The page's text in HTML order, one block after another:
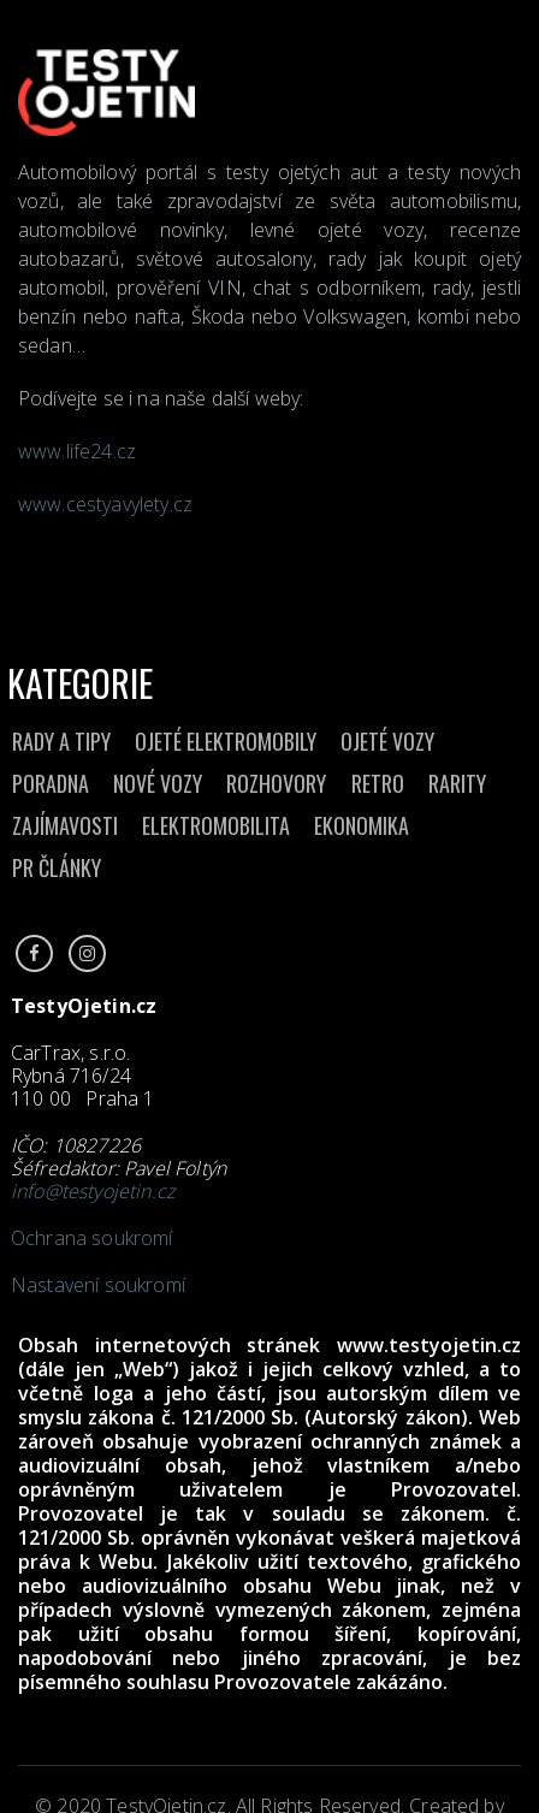
Automobilový portál s testy ojetých aut a testy nových
vozů, ale také zpravodajství ze světa automobilismu,
automobilové novinky, levné ojeté vozy, recenze
autobazarů, světové autosalony, rady jak koupit ojetý
automobil, prověření VIN, chat s odborníkem, rady, jestli
benzín nebo nafta, Škoda nebo Volkswagen, kombi nebo
sedan…
Podívejte se i na naše další weby:
www.life24.cz
www.cestyavylety.cz
KATEGORIE
RADY A TIPY OJETÉ ELEKTROMOBILY
OJETÉ VOZY
PORADNA
NOVÉ VOZY ROZHOVORY RETRO
RARITY
ZAJÍMAVOSTI
ELEKTROMOBILITA
EKONOMIKA
PR ČLÁNKY
TestyOjetin.cz
CarTrax, s.r.o.
Rybná 716/24
110 00 Praha 1
IČO: 10827226
Šéfredaktor: Pavel Foltýn
info@testyojetin.cz
Ochrana soukromí
Nastavení soukromí
Obsah internetových stránek www.testyojetin.cz
(dále jen „Web“) jakož i jejich celkový vzhled, a to
včetně loga a jeho částí, jsou autorským dílem ve
smyslu zákona č. 121/2000 Sb. (Autorský zákon). Web
zároveň obsahuje vyobrazení ochranných známek a
audiovizuální obsah, jehož vlastníkem a/nebo
oprávněným uživatelem je Provozovatel.
Provozovatel je tak v souladu se zákonem. č.
121/2000 Sb. oprávněn vykonávat veškerá majetková
práva k Webu. Jakékoliv užití textového, grafického
nebo audiovizuálního obsahu Webu jinak, než v
případech výslovně vymezených zákonem, zejména
pak užití obsahu formou šíření, kopírování,
napodobování nebo jiného zpracování, je bez
písemného souhlasu Provozovatele zakázáno.
© 2020 TestyOjetin.cz. All Rights Reserved. Created by